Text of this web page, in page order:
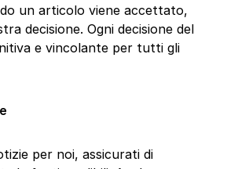
un articolo viene accettato,
decisione. Ogni decisione del
e vincolante per tutti gli
per noi, assicurati di